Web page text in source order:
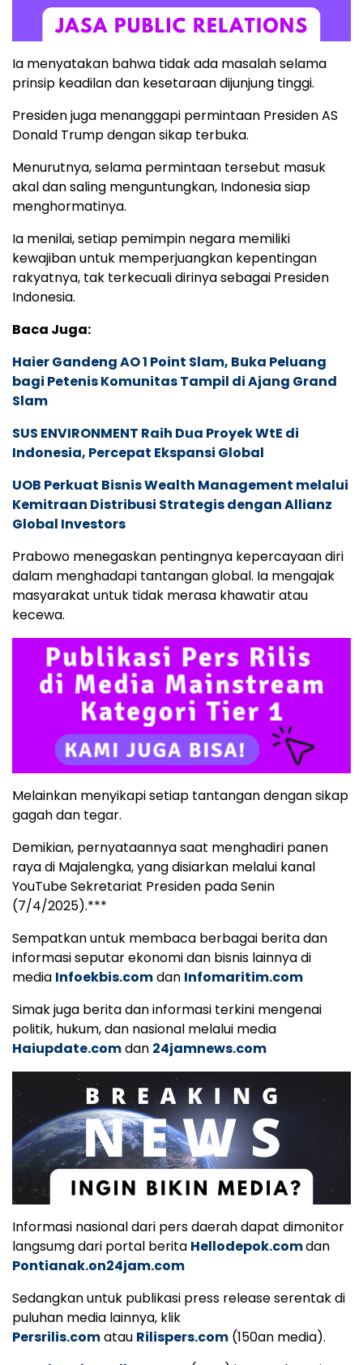
Ia menyatakan bahwa tidak ada masalah selama
prinsip keadilan dan kesetaraan dijunjung tinggi.
Presiden juga menanggapi permintaan Presiden AS
Donald Trump dengan sikap terbuka.
Menurutnya, selama permintaan tersebut masuk
akal dan saling menguntungkan, Indonesia siap
menghormatinya.
Ia menilai, setiap pemimpin negara memiliki
kewajiban untuk memperjuangkan kepentingan
rakyatnya, tak terkecuali dirinya sebagai Presiden
Indonesia.
Baca Juga:
Haier Gandeng AO 1 Point Slam, Buka Peluang
bagi Petenis Komunitas Tampil di Ajang Grand
Slam
SUS ENVIRONMENT Raih Dua Proyek WtE di
Indonesia, Percepat Ekspansi Global
UOB Perkuat Bisnis Wealth Management melalui
Kemitraan Distribusi Strategis dengan Allianz
Global Investors
Prabowo menegaskan pentingnya kepercayaan diri
dalam menghadapi tantangan global. Ia mengajak
masyarakat untuk tidak merasa khawatir atau
kecewa.
Melainkan menyikapi setiap tantangan dengan sikap
gagah dan tegar.
Demikian, pernyataannya saat menghadiri panen
raya di Majalengka, yang disiarkan melalui kanal
YouTube Sekretariat Presiden pada Senin
(7/4/2025).***
Sempatkan untuk membaca berbagai berita dan
informasi seputar ekonomi dan bisnis lainnya di
media Infoekbis.comdan Infomaritim.com
Simak juga berita dan informasi terkini mengenai
politik, hukum, dan nasional melalui media
Haiupdate.comdan 24jamnews.com
Informasi nasional dari pers daerah dapat dimonitor
langsumg dari portal berita Hellodepok.comdan
Pontianak.on24jam.com
Sedangkan untuk publikasi press release serentak di
puluhan media lainnya, klik
Persrilis.comatau Rilispers.com (150an media).